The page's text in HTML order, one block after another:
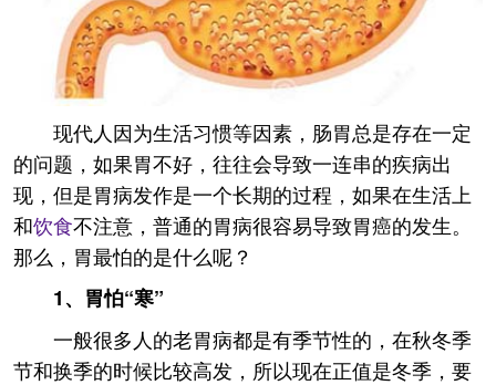
现代人因为生活习惯等因素，肠胃总是存在一定
的问题，如果胃不好，往往会导致一连串的疾病出
现，但是胃病发作是一个长期的过程，如果在生活上
和饮食不注意，普通的胃病很容易导致胃癌的发生。
那么，胃最怕的是什么呢？
1、胃怕“寒”
一般很多人的老胃病都是有季节性的，在秋冬季
节和换季的时候比较高发，所以现在正值是冬季，要